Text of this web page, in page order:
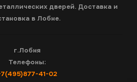
дверей. Доставка и
в Лобне.
г.Лобня
Телефоны:
41-02